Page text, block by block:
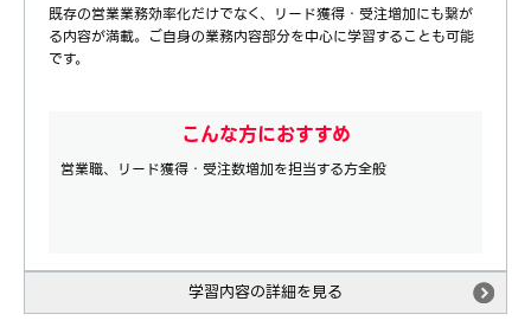
既存の営業業務効率化だけでなく、リード獲得・受注増加にも繋が
る内容が満載。ご自身の業務内容部分を中心に学習することも可能
です。
こんな方におすすめ
営業職、リード獲得・受注数増加を担当する方全般
学習内容の詳細を見る